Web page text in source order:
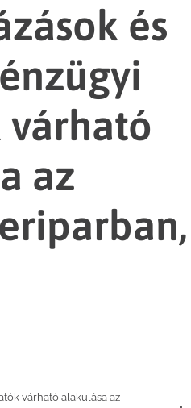
és
az
várható alakulása az